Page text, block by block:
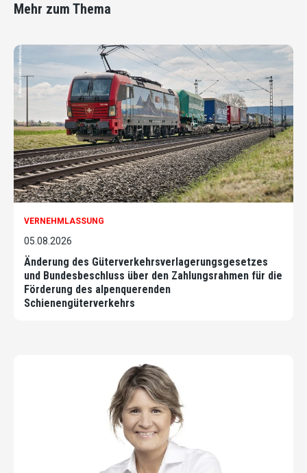
Mehr zum Thema
VERNEHMLASSUNG
05.08.2026
Änderung des Güterverkehrsverlagerungsgesetzes
und Bundesbeschluss über den Zahlungsrahmen für die
Förderung des alpenquerenden
Schienengüterverkehrs